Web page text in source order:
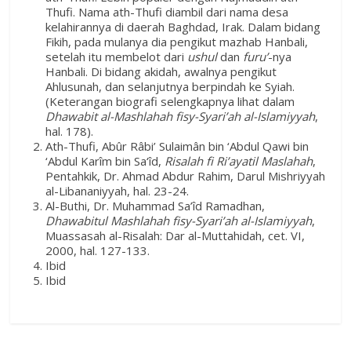
Thufi. Nama ath-Thufi diambil dari nama desa
kelahirannya di daerah Baghdad, Irak. Dalam bidang
Fikih, pada mulanya dia pengikut mazhab Hanbali,
setelah itu membelot dari ushuldan furu’-nya
Hanbali. Di bidang akidah, awalnya pengikut
Ahlusunah, dan selanjutnya berpindah ke Syiah.
(Keterangan biografi selengkapnya lihat dalam
Dhawabit al-Mashlahah fisy-Syari’ah al-Islamiyyah,
hal. 178).
Ath-Thufi, Abûr Râbi’ Sulaimân bin ‘Abdul Qawi bin
‘Abdul Karîm bin Sa‘îd, Risalah fi Ri’ayatil Maslahah,
Pentahkik, Dr. Ahmad Abdur Rahim, Darul Mishriyyah
al-Libananiyyah, hal. 23-24.
Al-Buthi, Dr. Muhammad Sa’îd Ramadhan,
Dhawabitul Mashlahah fisy-Syari’ah al-Islamiyyah,
Muassasah al-Risalah: Dar al-Muttahidah, cet. VI,
2000, hal. 127-133.
Ibid
Ibid